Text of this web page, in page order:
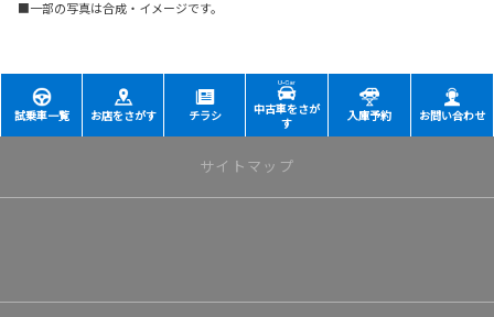
■一部の写真は合成・イメージです。
試乗車一覧 お店をさがす チラシ
中古車をさが
す
入庫予約 お問い合わせ
サイトマップ